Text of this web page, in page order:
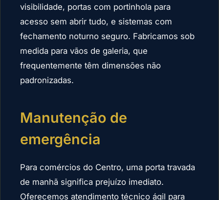
visibilidade, portas com portinhola para
acesso sem abrir tudo, e sistemas com
fechamento noturno seguro. Fabricamos sob
medida para vãos de galeria, que
frequentemente têm dimensões não
padronizadas.
Manutenção de
emergência
Para comércios do Centro, uma porta travada
de manhã significa prejuízo imediato.
Oferecemos atendimento técnico ágil para